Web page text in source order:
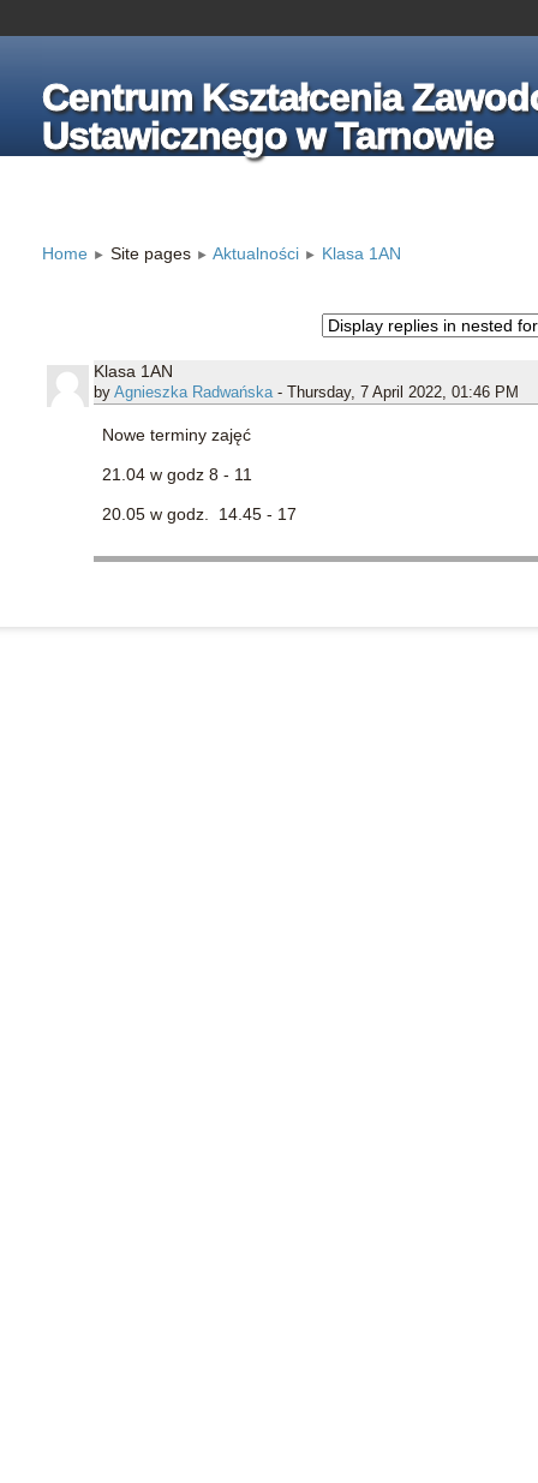
Centrum Kształcenia
Ustawicznego w Tarnowie
Home ► Site pages ► Aktualności ► Klasa 1AN
Klasa 1AN
by Agnieszka Radwańska- Thursday, 7 April 2022, 01:46 PM
Nowe terminy zajęć
21.04 w godz 8 - 11
20.05 w godz. 14.45 - 17